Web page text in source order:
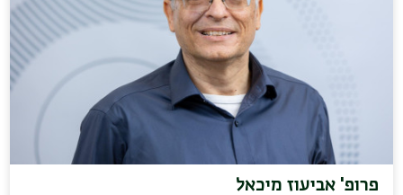
פרופ' אביעוז מיכאל